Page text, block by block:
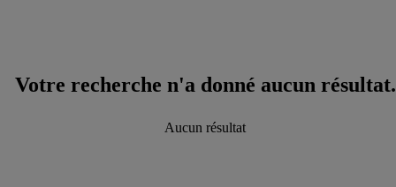
Votre recherche n'a donné aucun résultat.
Aucun résultat